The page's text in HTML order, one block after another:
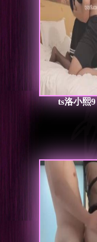
ts洛小熙9